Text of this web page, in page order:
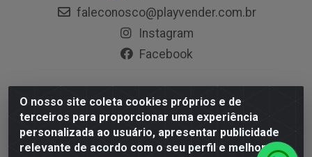
O nosso site coleta cookies próprios e de
terceiros para proporcionar uma experiência
personalizada ao usuário, apresentar publicidade
relevante de acordo com o seu perfil e melhorar a
faleconosco@playvender.com.br
Instagram
Facebook
Playvender Distribuidora - Avenida Ana Dantas, 183-
Xerém - Duque de Caxias / RJ - CEP 25250-415 - CNPJ
05.762.204/0001-83